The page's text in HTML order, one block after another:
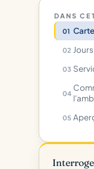
DANS